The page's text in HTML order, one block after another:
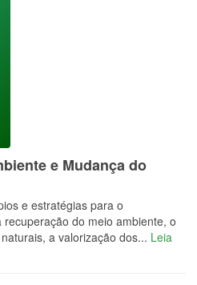
e Mudança do
e estratégias para o
do meio ambiente, o
a valorização dos... Leia